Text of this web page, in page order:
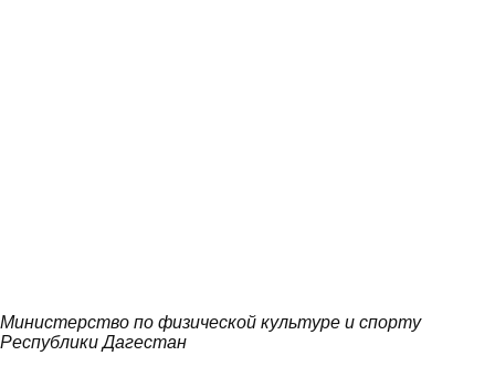
Министерство по физической культуре и спорту
Республики Дагестан